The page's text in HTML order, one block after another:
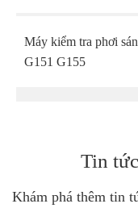
Máy kiểm tra phơi
G151 G155
Tin
Khám phá thêm tin